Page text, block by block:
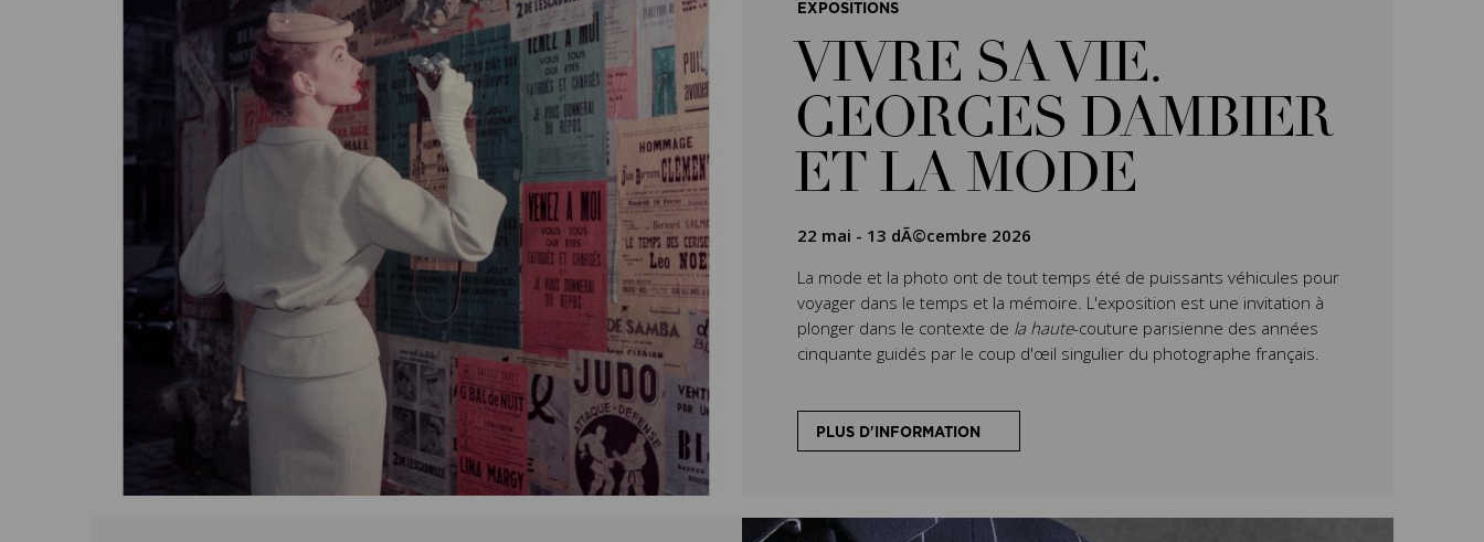
EXPOSITIONS
VIVRE SA VIE.
GEORGES DAMBIER
ET LA MODE
22 mai - 13 dÃ©cembre 2026
La mode et la photo ont de tout temps été de puissants véhicules pour
voyager dans le temps et la mémoire. L'exposition est une invitation à
plonger dans le contexte de la haute-couture parisienne des années
cinquante guidés par le coup d'œil singulier du photographe français.
PLUS D'INFORMATION